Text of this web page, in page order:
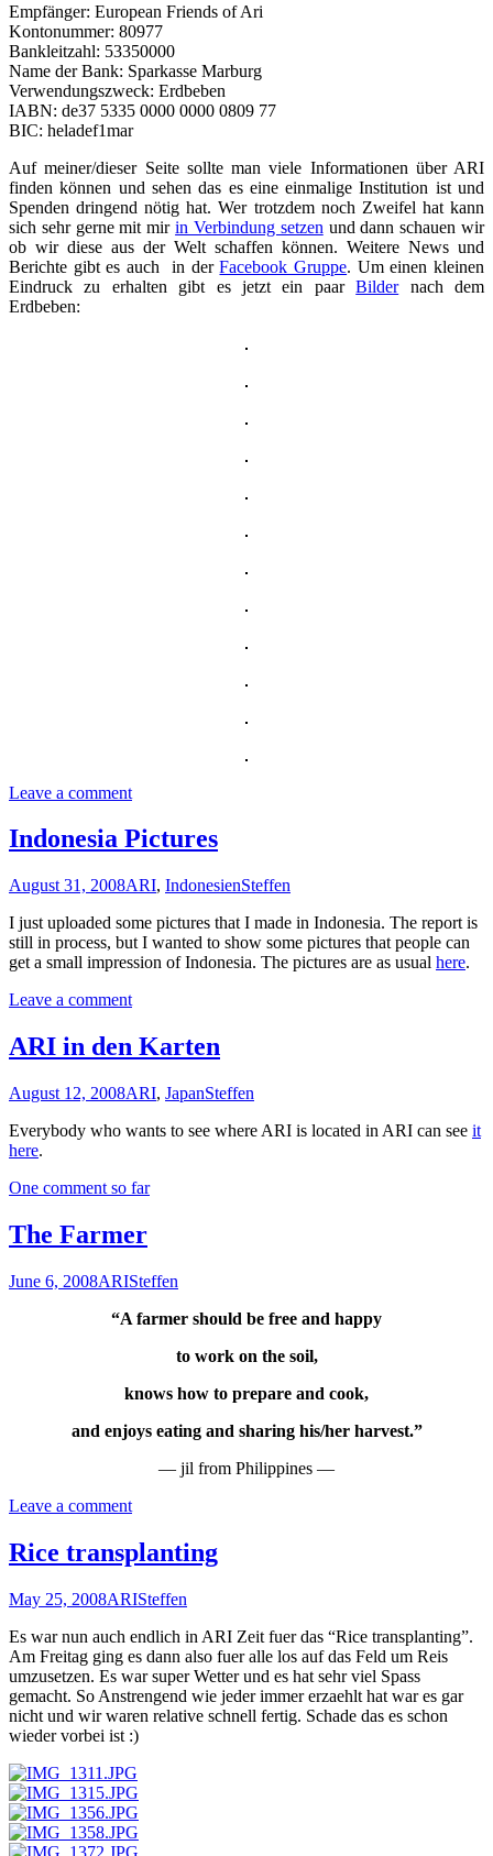
Empfänger: European Friends of Ari
Kontonummer: 80977
Bankleitzahl: 53350000
Name der Bank: Sparkasse Marburg
Verwendungszweck: Erdbeben
IABN: de37 5335 0000 0000 0809 77
BIC: heladef1mar
Auf meiner/dieser Seite sollte man viele Informationen über ARI
finden können und sehen das es eine einmalige Institution ist und
Spenden dringend nötig hat. Wer trotzdem noch Zweifel hat kann
sich sehr gerne mit mirin Verbindung setzen und dann schauen wir
ob wir diese aus der Welt schaffen können. Weitere News und
Berichte gibt es auch in derFacebook Gruppe. Um einen kleinen
Eindruck zu erhalten gibt es jetzt ein paarBildernach dem
Erdbeben:
Leave a comment
Indonesia Pictures
August 31, 2008ARI, IndonesienSteffen
I just uploaded some pictures that I made in Indonesia. The report is
still in process, but I wanted to show some pictures that people can
get a small impression of Indonesia. The pictures are as usual here.
Leave a comment
ARI in den Karten
August 12, 2008ARI, JapanSteffen
Everybody who wants to see where ARI is located in ARI can see it
here.
One comment so far
The Farmer
June 6, 2008ARISteffen
“A farmer should be free and happy
to work on the soil,
knows how to prepare and cook,
and enjoys eating and sharing his/her harvest.”
— jil from Philippines —
Leave a comment
Rice transplanting
May 25, 2008ARISteffen
Es war nun auch endlich in ARI Zeit fuer das “Rice transplanting”.
Am Freitag ging es dann also fuer alle los auf das Feld um Reis
umzusetzen. Es war super Wetter und es hat sehr viel Spass
gemacht. So Anstrengend wie jeder immer erzaehlt hat war es gar
nicht und wir waren relative schnell fertig. Schade das es schon
wieder vorbei ist :)